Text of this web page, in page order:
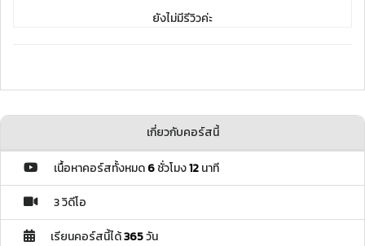
ยังไม่มีรีวิวค่ะ
เกี่ยวกับคอร์สนี้
เนื้อหาคอร์สทั้งหมด6ชั่วโมง12นาที
3 วิดีโอ
เรียนคอร์สนี้ได้365วัน